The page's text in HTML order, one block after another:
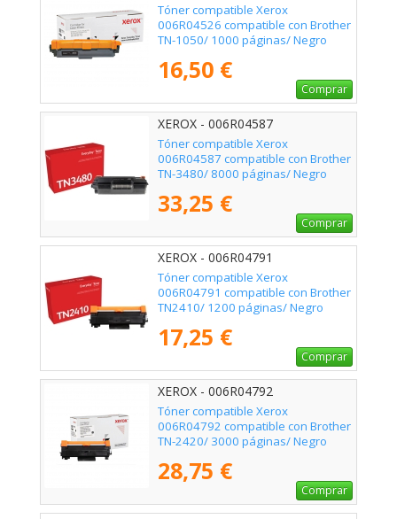
Tóner compatible Xerox
006R04526 compatible con Brother
TN-1050/ 1000 páginas/ Negro
16,50 €
Comprar
XEROX - 006R04587
Tóner compatible Xerox
006R04587 compatible con Brother
TN-3480/ 8000 páginas/ Negro
33,25 €
Comprar
XEROX - 006R04791
Tóner compatible Xerox
006R04791 compatible con Brother
TN2410/ 1200 páginas/ Negro
17,25 €
Comprar
XEROX - 006R04792
Tóner compatible Xerox
006R04792 compatible con Brother
TN-2420/ 3000 páginas/ Negro
28,75 €
Comprar